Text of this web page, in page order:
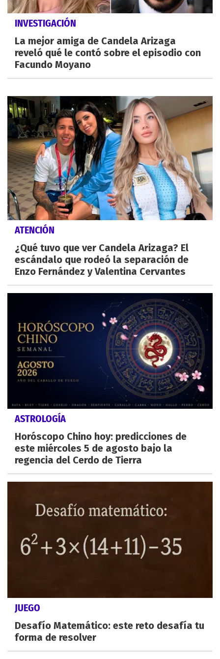
INVESTIGACIÓN
La mejor amiga de Candela Arizaga
reveló qué le contó sobre el episodio con
Facundo Moyano
ATENCIÓN
¿Qué tuvo que ver Candela Arizaga? El
escándalo que rodeó la separación de
Enzo Fernández y Valentina Cervantes
ASTROLOGÍA
Horóscopo Chino hoy: predicciones de
este miércoles 5 de agosto bajo la
regencia del Cerdo de Tierra
JUEGO
Desafío Matemático: este reto desafía tu
forma de resolver